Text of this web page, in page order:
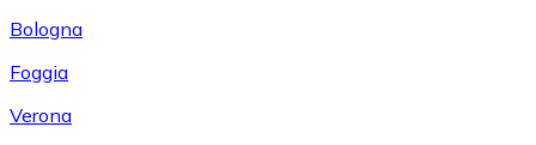
Bologna
Foggia
Verona